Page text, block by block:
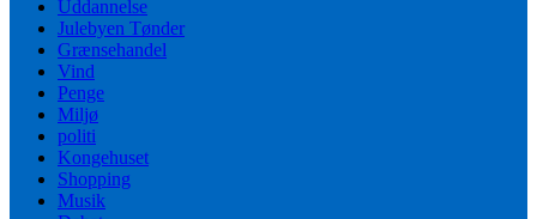
Uddannelse
Julebyen Tønder
Grænsehandel
Vind
Penge
Miljø
politi
Kongehuset
Shopping
Musik